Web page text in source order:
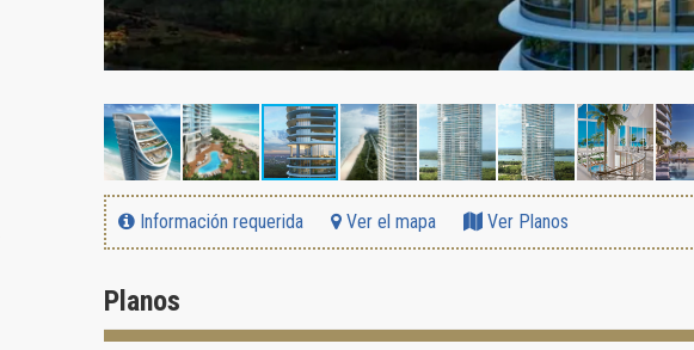
Información requerida Ver el mapa Ver Planos
Planos